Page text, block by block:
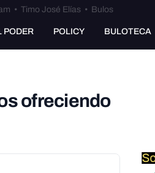
• Timo José Elías • Bulos
PODER POLICY BULOTECA
ofreciendo